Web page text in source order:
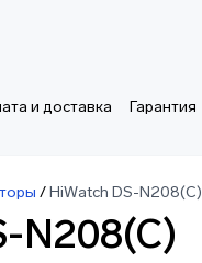
и доставка Гарантия
/HiWatch DS-N208(C)
N208(C)